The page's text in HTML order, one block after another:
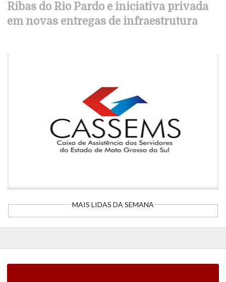
Ribas do Rio Pardo e iniciativa privada
em novas entregas de infraestrutura
MAIS LIDAS DA SEMANA